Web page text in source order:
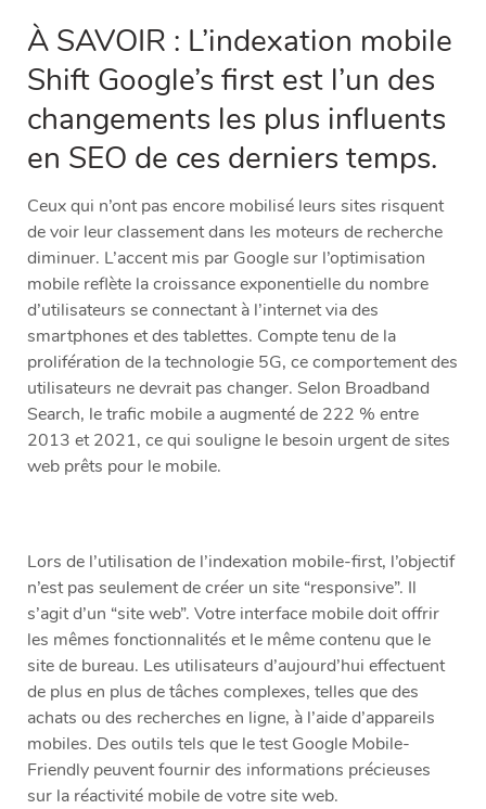
À SAVOIR : L’indexation mobile
Shift Google’s first est l’un des
changements les plus influents
en SEO de ces derniers temps.
Ceux qui n’ont pas encore mobilisé leurs sites risquent
de voir leur classement dans les moteurs de recherche
diminuer. L’accent mis par Google sur l’optimisation
mobile reflète la croissance exponentielle du nombre
d’utilisateurs se connectant à l’internet via des
smartphones et des tablettes. Compte tenu de la
prolifération de la technologie 5G, ce comportement des
utilisateurs ne devrait pas changer. Selon Broadband
Search, le trafic mobile a augmenté de 222 % entre
2013 et 2021, ce qui souligne le besoin urgent de sites
web prêts pour le mobile.
Lors de l’utilisation de l’indexation mobile-first, l’objectif
n’est pas seulement de créer un site “responsive”. Il
s’agit d’un “site web”. Votre interface mobile doit offrir
les mêmes fonctionnalités et le même contenu que le
site de bureau. Les utilisateurs d’aujourd’hui effectuent
de plus en plus de tâches complexes, telles que des
achats ou des recherches en ligne, à l’aide d’appareils
mobiles. Des outils tels que le test Google Mobile-
Friendly peuvent fournir des informations précieuses
sur la réactivité mobile de votre site web.